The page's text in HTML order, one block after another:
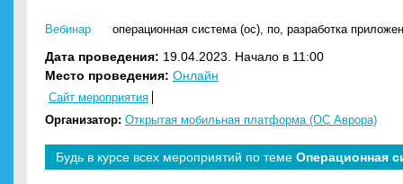
Вебинар операционная система (ос), по, разработка
Дата проведения: 19.04.2023. Начало в 11:00
Место проведения: Онлайн
Сайт мероприятия
Организатор: Открытая мобильная платформа (ОС Аврора)
Будь в курсе всех мероприятий по теме Операционная